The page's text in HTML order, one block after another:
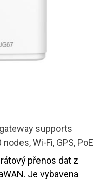
supports
Wi-Fi, GPS, PoE
přenos dat z
Je vybavena